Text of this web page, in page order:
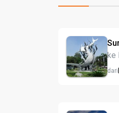
ke
dari